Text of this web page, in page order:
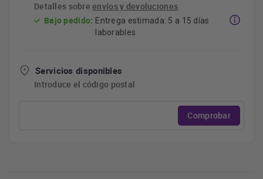
Detalles sobreenvíos y devoluciones
Bajo pedido: Entrega estimada: 5 a 15 días
laborables
Servicios disponibles
Introduce el código postal
Comprobar